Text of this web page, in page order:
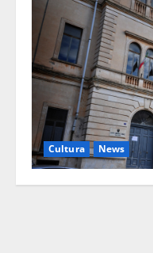
Cultura News